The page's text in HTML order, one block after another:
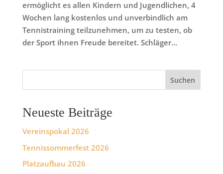
ermöglicht es allen Kindern und Jugendlichen, 4
Wochen lang kostenlos und unverbindlich am
Tennistraining teilzunehmen, um zu testen, ob
der Sport ihnen Freude bereitet. Schläger...
Suchen
Neueste Beiträge
Vereinspokal 2026
Tennissommerfest 2026
Platzaufbau 2026